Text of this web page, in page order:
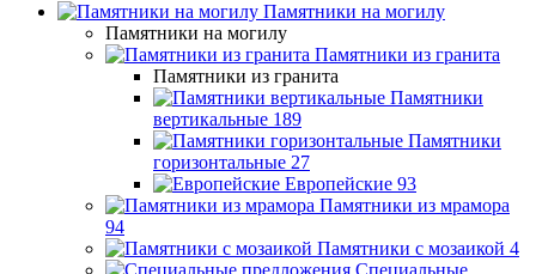
Памятники на могилу
Памятники на могилу
Памятники из гранита
Памятники из гранита
Памятники
вертикальные 189
Памятники
горизонтальные 27
Европейские 93
Памятники из мрамора
94
Памятники с мозаикой 4
Специальные